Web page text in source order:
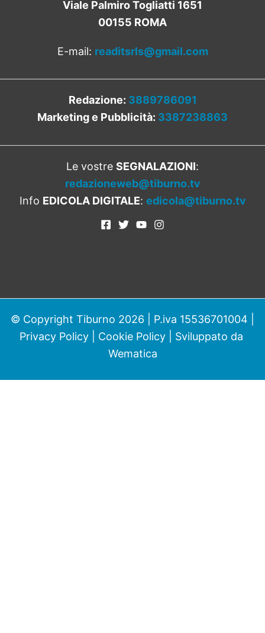
Viale Palmiro Togliatti 1651
00155 ROMA
E-mail: readitsrls@gmail.com
Redazione: 3889786091
Marketing e Pubblicità: 3387238863
Le vostre SEGNALAZIONI:
redazioneweb@tiburno.tv
Info EDICOLA DIGITALE: edicola@tiburno.tv
© Copyright Tiburno 2026 | P.iva 15536701004 |
Privacy Policy| Cookie Policy| Sviluppato da
Wematica